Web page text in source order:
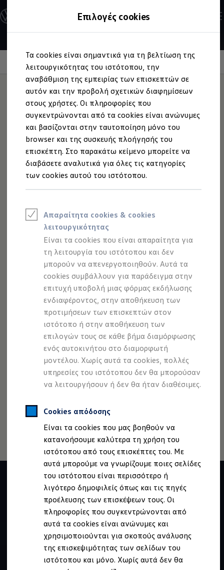
Επιλογές cookies
Τα cookies είναι σημαντικά για τη βελτίωση της
λειτουργικότητας του ιστότοπου, την
αναβάθμιση της εμπειρίας των επισκεπτών σε
αυτόν και την προβολή σχετικών διαφημίσεων
στους χρήστες. Οι πληροφορίες που
συγκεντρώνονται από τα cookies είναι ανώνυμες
και βασίζονται στην ταυτοποίηση μόνο του
browser και της συσκευής πλοήγησής του
επισκέπτη. Στο παρακάτω κείμενο μπορείτε να
διαβάσετε αναλυτικά για όλες τις κατηγορίες
των cookies αυτού του ιστότοπου.
Απαραίτητα cookies & cookies
λειτουργικότητας
Είναι τα cookies που είναι απαραίτητα για
τη λειτουργία του ιστότοπου και δεν
μπορούν να απενεργοποιηθούν. Αυτά τα
cookies συμβάλλουν για παράδειγμα στην
επιτυχή υποβολή μιας φόρμας εκδήλωσης
ενδιαφέροντος, στην αποθήκευση των
προτιμήσεων των επισκεπτών στον
ιστότοπο ή στην αποθήκευση των
επιλογών τους σε κάθε βήμα διαμόρφωσης
ενός αυτοκινήτου στο διαμορφωτή
μοντέλου. Χωρίς αυτά τα cookies, πολλές
υπηρεσίες του ιστότοπου δεν θα μπορούσαν
να λειτουργήσουν ή δεν θα ήταν διαθέσιμες.
Cookies απόδοσης
Είναι τα cookies που μας βοηθούν να
κατανοήσουμε καλύτερα τη χρήση του
ιστότοπου από τους επισκέπτες του. Με
αυτά μπορούμε να γνωρίζουμε ποιες σελίδες
του ιστότοπου είναι περισσότερο ή
λιγότερο δημοφιλείς όπως και τις πηγές
προέλευσης των επισκέψεων τους. Οι
πληροφορίες που συγκεντρώνονται από
αυτά τα cookies είναι ανώνυμες και
χρησιμοποιούνται για σκοπούς ανάλυσης
της επισκεψιμότητας των σελίδων του
ιστότοπου και μόνο. Χωρίς αυτά δεν θα
στο
περιεχόμενο
στο
footer
Ανακαλύψτε τα Μοντέλα
Διαμορφώστε το Volkswagen σας
Επαγγελματικά Οχήματα Volkswagen
Ηλεκτρικά & eHybrid μοντέλα
Ηλεκτρικά μοντέλα
ID.3 Neo
Νέο ID. Polo
ID.4
ID.4 GTX
ID.5
ID.5 GTX
ID.7
ID.7 GTX
ID. Buzz
ID. Buzz Cargo
ID. CROSS
eHybrid μοντέλα
Golf GTE
Νέο Tayron ehybrid
e-Tools για ηλεκτρικά αυτοκίνητα
Προσομοιωτής αυτονομίας
Προσομοιωτής χρόνου φόρτισης
Προσομοιωτής κόστους φόρτισης
ID. Ενημερώσεις λογισμικού
We Charge - Υπηρεσία Φόρτισης
Εύρεση δημόσιων σημείων φόρτισης
ID. Charger
Ενημέρωση ID.
Πλατφόρμα MEB
Μύθοι & Αλήθειες για την ηλεκτροκίνηση
Πού μπορώ να φορτίσω;
Πόσο μακριά μπορώ να φτάσω;
Πώς μπορώ να πληρώσω;
Πώς μπορώ να φορτίσω;
Η αντλία θερμότητας στα ID.
Η λειτουργία ανάκτησης ενέργειας κατά την
Το σύστημα πέδησης στα ID.
Διαθέσιμα νέα και μεταχειρισμένα αυτοκίνητα
Διαθέσιμα νέα αυτοκίνητα
Χρηματοδότηση και Leasing
Volkswagen Easy Living
Χρηματοδότηση Auto Credit
Χρηματοδότηση Classic Credit
Καινοτόμες Τεχνολογίες
Ιδιοκτήτες και υπηρεσίες After Sales
myVolkswagen
Service και γνήσια ανταλλακτικά
Επιθεώρηση & ΚΤΕΟ
Επισκευές & έλεγχοι
Λιπαντικά κινητήρα και υγρά
Τροχοί και ελαστικά
Οδική Βοήθεια
Volkswagen Service
Ανταλλακτικά Volkswagen
Γνήσια αξεσουάρ Volkswagen
Γνήσια αξεσουάρ Volkswagen ειδικά για κάθε
Εσωτερική και εξωτερική προστασία
Πτυσσόμενα τραπεζάκια
Αναδιπλώνεται
αστραπιαία
Πρακτικά σε μακρινά ταξίδια! Tα πτυσσόμενα
τραπεζάκια 1 2
στην πλάτη των μπροστινών
καθισμάτων, προσφέρουν στους επιβάτες στη δεύτερη
ενσωματωμένη ποτηροθήκη.
Νομική Σημείωση Προστασία Δεδομένων
Imprint
Πολιτική cookies
Άδειες Χρήσης Τρίτων
Πληροφορίες Ασφαλείας Προϊόντων
Volkswagen AG (Στοιχεία έκδοσης και νομικά κείμενα)
Δήλωση Προσβασιμότητας
Πληροφορίες για την Προσβασιμότητα
EU Data Act
Ανάκληση Ψηφιακών υπηρεσιών
Σημείωση από Volkswagen
Τα πτυσσόμενα τραπεζάκια επιτρέπεται να χρησιμοποιούνται